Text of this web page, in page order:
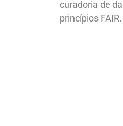
curadoria de
princípios FAIR.